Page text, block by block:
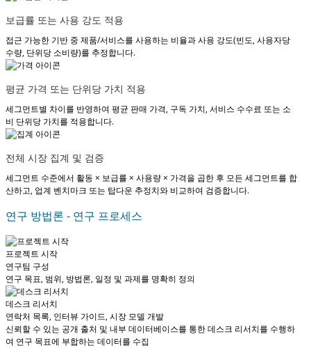
보급률 또는 사용 강도 적용
접근 가능한 기반 중 제품/서비스를 사용하는 비율과 사용 강도(빈도, 사용자당
수량, 단위당 소비량)를 추정합니다.
평균 가격 또는 단위당 가치 적용
세그먼트별 차이를 반영하여 평균 판매 가격, 구독 가치, 서비스 수수료 또는 소
비 단위당 가치를 적용합니다.
전체 시장 집계 및 검증
세그먼트 수준에서 활동 × 보급률 × 사용량 × 가격을 곱한 후 모든 세그먼트를 합
산하고, 업계 벤치마크 또는 탑다운 추정치와 비교하여 검증합니다.
연구 방법론 - 연구 프로세스
프로젝트 시작
연구팀 구성
연구 목표, 범위, 방법론, 일정 및 과제를 명확히 정의
데스크 리서치
연락처 목록, 인터뷰 가이드, 시장 모델 개발
신뢰할 수 있는 공개 출처 및 내부 데이터베이스를 통한 데스크 리서치를 수행하
여 연구 목표에 부합하는 데이터를 수집